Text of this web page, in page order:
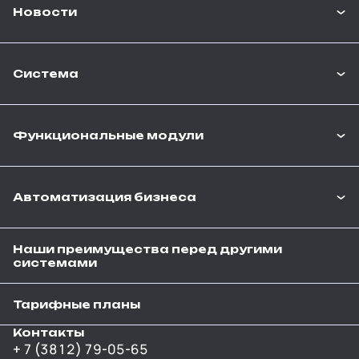
Контакты
+ 7 (3812) 79-05-65
Новости
Система
Функциональные модули
Автоматизация бизнеса
Наши преимущества перед другими
системами
Тарифные планы